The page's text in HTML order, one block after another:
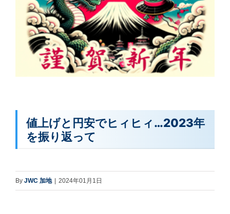
値上げと円安でヒィヒィ…2023年
を振り返って
By JWC 加地 | 2024年01月1日